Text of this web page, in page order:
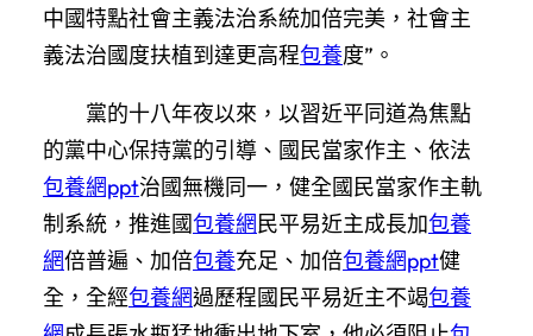
中國特點社會主義法治系統加倍完美，社會主
義法治國度扶植到達更高程包養度”。
黨的十八年夜以來，以習近平同道為焦點
的黨中心保持黨的引導、國民當家作主、依法
包養網ppt治國無機同一，健全國民當家作主軌
制系統，推進國包養網 民平易近主成長加包養
網倍普遍、加倍包養充足、加倍包養網ppt健
全，全經包養網過歷程國民平易近主不竭包養